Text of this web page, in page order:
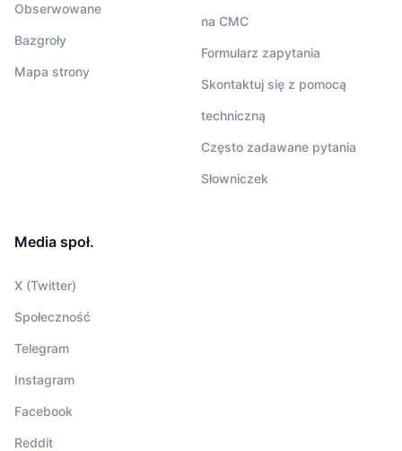
Obserwowane
Bazgroły
Mapa strony
na CMC
Formularz zapytania
Skontaktuj się z pomocą
techniczną
Często zadawane pytania
Słowniczek
Media społ.
X (Twitter)
Społeczność
Telegram
Instagram
Facebook
Reddit